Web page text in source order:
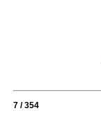
7 / 354